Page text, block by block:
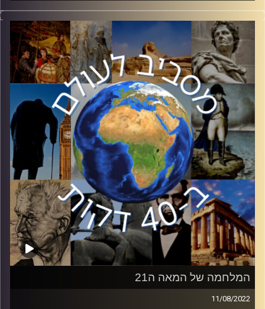
תחת שלטונו של ארדואן יחסי ישראל טורקיה ידעו עליו
ומורדות. בפרק זה ד״ר אסא אופיר יסקור את ההסיטוריה של
טורקיה כיורשת של האימפריה העות׳מאנית, הפיכתה למדינה
משפיעה באזור ואיך הפכה ממדינה הדוגלת בחילוניות למדינה
אסלאמית.
קרדיט תמונות:יוסי מצרי
המלחמה של המאה ה21
11/08/2022